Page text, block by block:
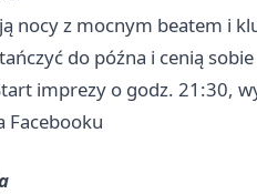
nocy z mocnym beatem i
do późna i cenią
imprezy o godz. 21:30,
Facebooku